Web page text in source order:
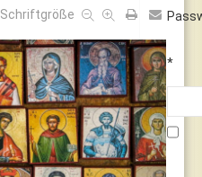
*
Schriftgröße